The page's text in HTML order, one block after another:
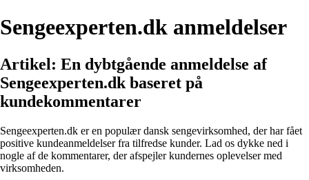
Sengeexperten.dk anmeldelser
Artikel: En dybtgående anmeldelse af
Sengeexperten.dk baseret på
kundekommentarer
Sengeexperten.dk er en populær dansk sengevirksomhed, der har fået
positive kundeanmeldelser fra tilfredse kunder. Lad os dykke ned i
nogle af de kommentarer, der afspejler kundernes oplevelser med
virksomheden.